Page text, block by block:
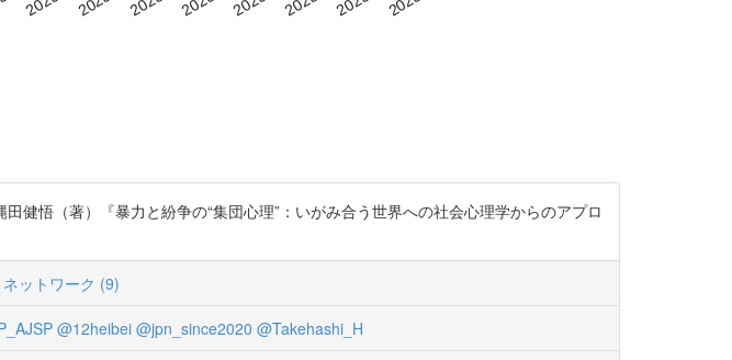
悟（著）『暴力と紛争の“集団心理”：いがみ合う世界への社会心理学からのアプロ
ットワーク (9)
@12heibei @jpn_since2020 @Takehashi_H